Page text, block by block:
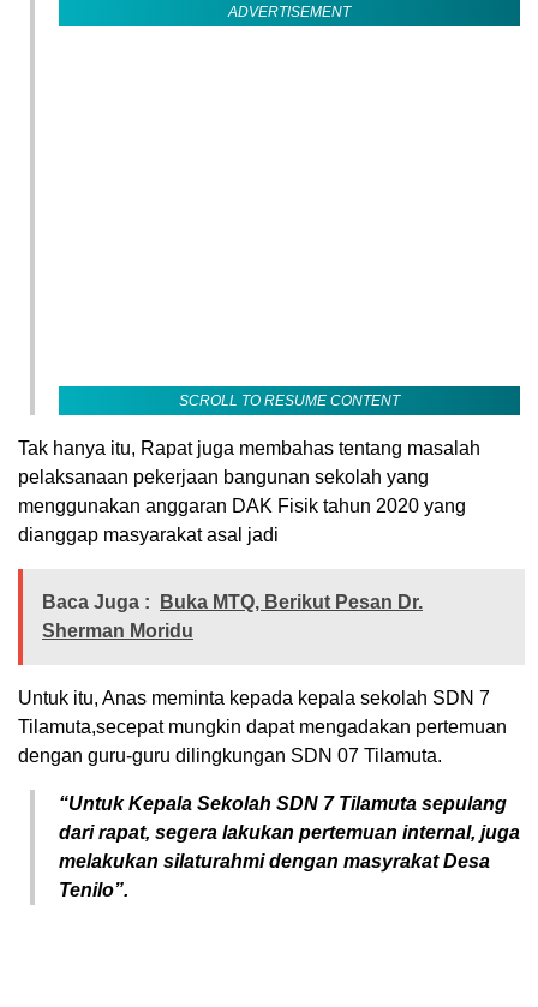
ADVERTISEMENT
SCROLL TO RESUME CONTENT
Tak hanya itu, Rapat juga membahas tentang masalah
pelaksanaan pekerjaan bangunan sekolah yang
menggunakan anggaran DAK Fisik tahun 2020 yang
dianggap masyarakat asal jadi
Baca Juga :
Buka MTQ, Berikut Pesan Dr.
Sherman Moridu
Untuk itu, Anas meminta kepada kepala sekolah SDN 7
Tilamuta,secepat mungkin dapat mengadakan pertemuan
dengan guru-guru dilingkungan SDN 07 Tilamuta.
“Untuk Kepala Sekolah SDN 7 Tilamuta sepulang
dari rapat, segera lakukan pertemuan internal, juga
melakukan silaturahmi dengan masyrakat Desa
Tenilo”.